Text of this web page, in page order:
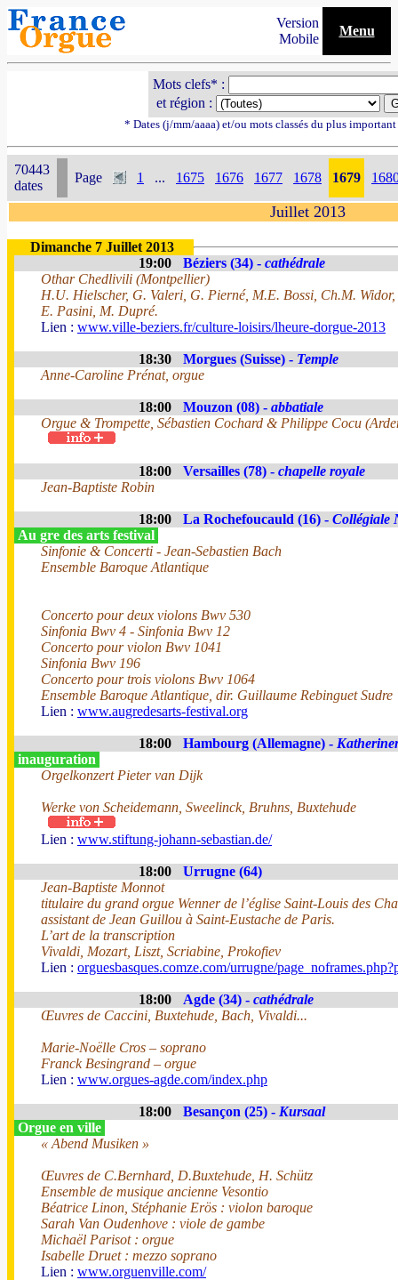
Version
Mobile
Menu
Mots clefs* :
et région :
* Dates (j/mm/aaaa) et/ou mots classés du plus
70443
dates
Page 1 ... 1675 1676 1677 1678 1679
Juillet 2013
Dimanche 7 Juillet 2013
19:00
Béziers (34) - cathédrale
Othar Chedlivili (Montpellier)
H.U. Hielscher, G. Valeri, G. Pierné, M.E. Bossi, Ch.M. Widor,
E. Pasini, M. Dupré.
Lien : www.ville-beziers.fr/culture-loisirs/lheure-dorgue-2013
18:30 Morgues (Suisse) - Temple
Anne-Caroline Prénat, orgue
18:00 Mouzon (08) - abbatiale
Orgue & Trompette, Sébastien Cochard & Philippe Cocu
18:00 Versailles (78) - chapelle royale
Jean-Baptiste Robin
18:00 La Rochefoucauld (16) - Collégiale
Au gre des arts festival
Sinfonie & Concerti - Jean-Sebastien Bach
Ensemble Baroque Atlantique
Concerto pour deux violons Bwv 530
Sinfonia Bwv 4 - Sinfonia Bwv 12
Concerto pour violon Bwv 1041
Sinfonia Bwv 196
Concerto pour trois violons Bwv 1064
Ensemble Baroque Atlantique, dir. Guillaume Rebinguet Sudre
Lien : www.augredesarts-festival.org
18:00 Hambourg (Allemagne) -
inauguration
Orgelkonzert Pieter van Dijk
Werke von Scheidemann, Sweelinck, Bruhns, Buxtehude
Lien : www.stiftung-johann-sebastian.de/
18:00
Urrugne (64)
Jean-Baptiste Monnot
titulaire du grand orgue Wenner de l’église Saint-Louis des
assistant de Jean Guillou à Saint-Eustache de Paris.
L’art de la transcription
Vivaldi, Mozart, Liszt, Scriabine, Prokofiev
Lien : orguesbasques.comze.com/urrugne/
18:00 Agde (34) - cathédrale
Œuvres de Caccini, Buxtehude, Bach, Vivaldi...
Marie-Noëlle Cros – soprano
Franck Besingrand – orgue
Lien : www.orgues-agde.com/index.php
18:00 Besançon (25) - Kursaal
Orgue en ville
« Abend Musiken »
Œuvres de C.Bernhard, D.Buxtehude, H. Schütz
Ensemble de musique ancienne Vesontio
Béatrice Linon, Stéphanie Erös : violon baroque
Sarah Van Oudenhove : viole de gambe
Michaël Parisot : orgue
Isabelle Druet : mezzo soprano
Lien : www.orguenville.com/